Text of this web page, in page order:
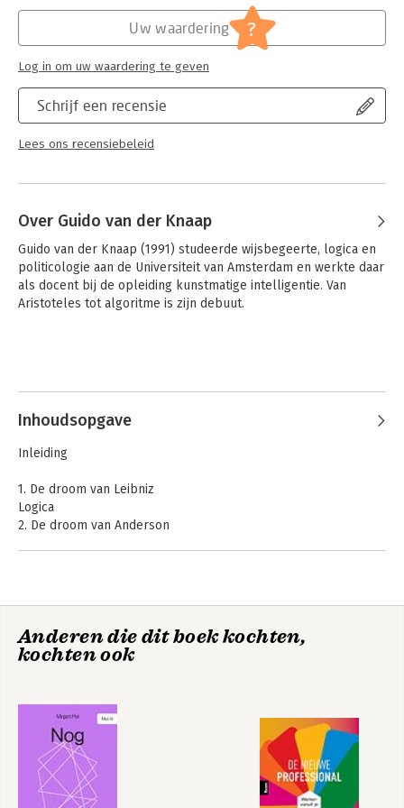
Schrijf een recensie
Lees ons recensiebeleid
Uw waardering ?
Log in om uw waardering te geven
Over Guido van der Knaap
Guido van der Knaap (1991) studeerde wijsbegeerte, logica en
politicologie aan de Universiteit van Amsterdam en werkte daar
als docent bij de opleiding kunstmatige intelligentie. Van
Aristoteles tot algoritme is zijn debuut.
Inhoudsopgave
Inleiding
1. De droom van Leibniz
Logica
2. De droom van Anderson
5. Een gedachte te veel
Ethiek
Tot slot
Dankwoord
Noten
Literatuur
Anderen die dit boek kochten,
kochten ook